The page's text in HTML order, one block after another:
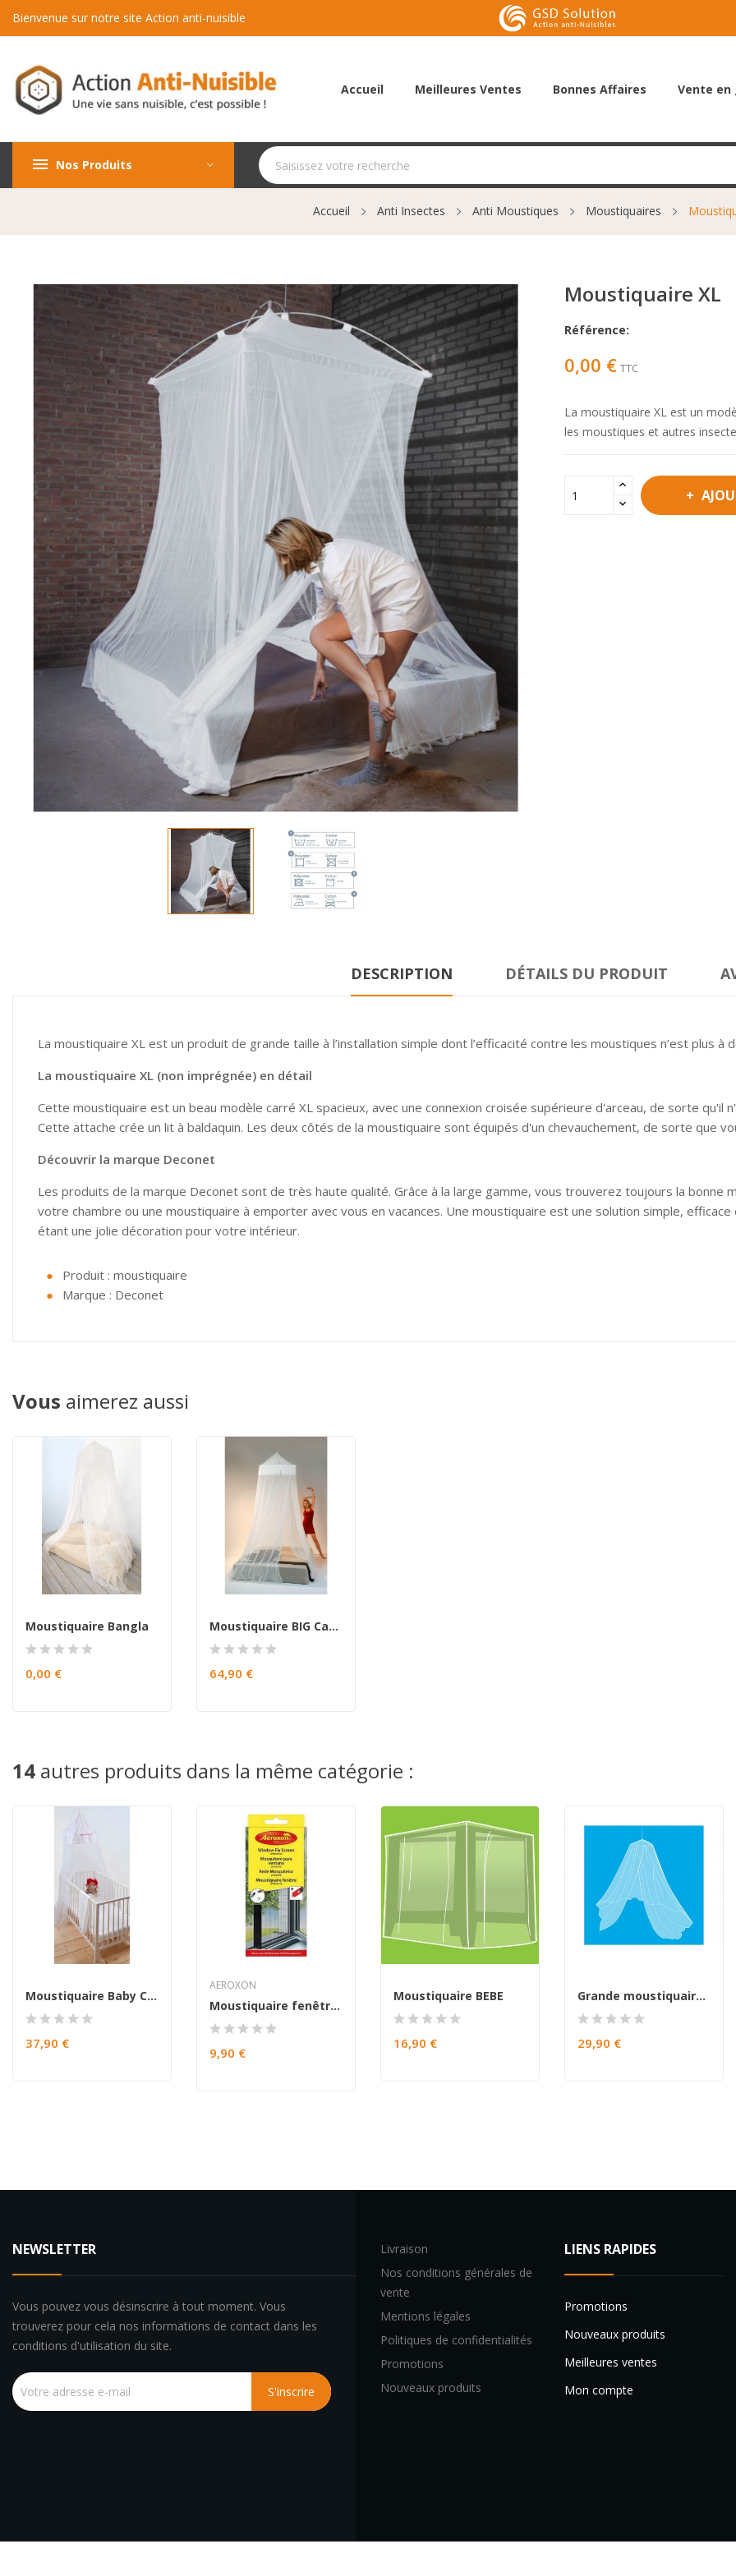
Bienvenue sur notre site Action anti-nuisible
Accueil Meilleures Ventes Bonnes Affaires Vente en
Nos Produits
Accueil Anti Insectes Anti Moustiques Moustiquaires
Moustiquaire XL
Référence:
0,00 € TTC
La moustiquaire XL est un
les moustiques et autres
DESCRIPTION DÉTAILS DU PRODUIT
La moustiquaire XL est un produit de grande taille à l’installation simple dont l’efficacité contre les moustiques n’est plus à
La moustiquaire XL (non imprégnée) en détail
Cette moustiquaire est un beau modèle carré XL spacieux, avec une connexion croisée supérieure d'arceau, de sorte qu'il
Cette attache crée un lit à baldaquin. Les deux côtés de la moustiquaire sont équipés d'un chevauchement, de sorte que
Découvrir la marque Deconet
Les produits de la marque Deconet sont de très haute qualité. Grâce à la large gamme, vous trouverez toujours la bonne
votre chambre ou une moustiquaire à emporter avec vous en vacances. Une moustiquaire est une solution simple,
étant une jolie décoration pour votre intérieur.
Produit : moustiquaire
Marque : Deconet
Vous aimerez aussi
Moustiquaire Bangla
0,00 €
Moustiquaire BIG Castle
64,90 €
14 autres produits dans la même catégorie :
Moustiquaire Baby Castle
37,90 €
AEROXON
Moustiquaire fenêtre anthracite
9,90 €
Moustiquaire BEBE
16,90 €
Grande moustiquaire de voyage TOTEM non imprégnée
29,90 €
NEWSLETTER
Vous pouvez vous désinscrire à tout moment. Vous
trouverez pour cela nos informations de contact dans les
conditions d'utilisation du site.
Livraison
Nos conditions générales de
vente
Mentions légales
Politiques de confidentialités
Promotions
Nouveaux produits
LIENS RAPIDES
Promotions
Nouveaux produits
Meilleures ventes
Mon compte